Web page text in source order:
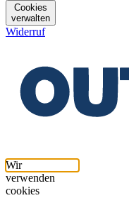
Cookies
verwalten
Widerruf
Wir
verwenden
cookies